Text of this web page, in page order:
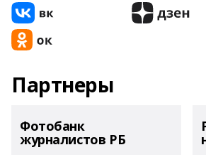
Партнеры
Фотобанк
журналистов РБ